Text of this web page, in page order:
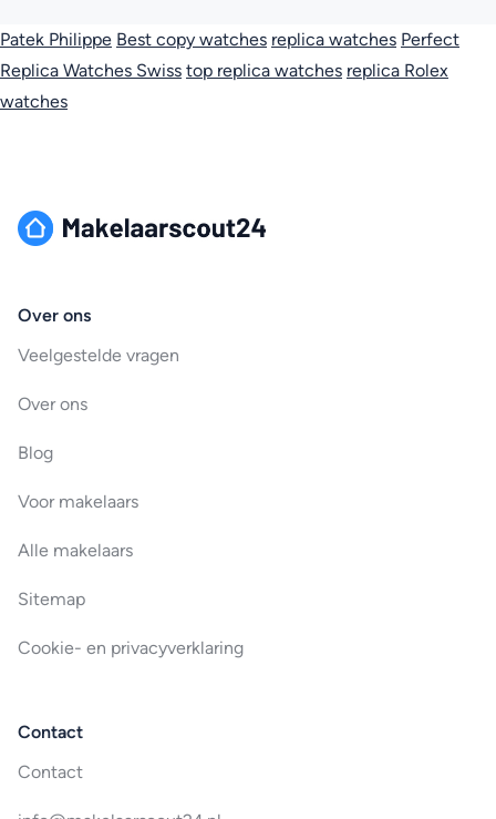
Patek Philippe Best copy watches replica watches Perfect
Replica Watches Swiss top replica watches replica Rolex
watches
Over ons
Veelgestelde vragen
Over ons
Blog
Voor makelaars
Alle makelaars
Sitemap
Cookie- en privacyverklaring
Contact
Contact